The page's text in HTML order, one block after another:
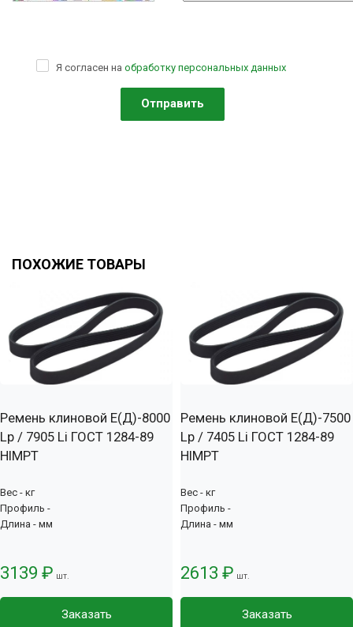
Я согласен на обработку персональных данных
ПОХОЖИЕ ТОВАРЫ
Ремень клиновой Е(Д)-8000
Lp / 7905 Li ГОСТ 1284-89
HIMPT
Вес - кг
Профиль -
Длина - мм
3139 ₽ шт.
Заказать
Ремень клиновой Е(Д)-7500
Lp / 7405 Li ГОСТ 1284-89
HIMPT
Вес - кг
Профиль -
Длина - мм
2613 ₽ шт.
Заказать